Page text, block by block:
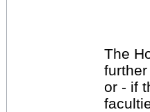
The
or - if